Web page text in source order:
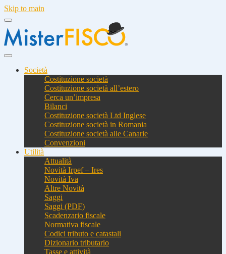
Skip to main
Società
Costituzione società
Costituzione società all’estero
Cerca un’impresa
Bilanci
Costituzione società Ltd Inglese
Costituzione società in Romania
Costituzione società alle Canarie
Convenzioni
Utilità
Attualità
Novità Irpef – Ires
Novità Iva
Altre Novità
Saggi
Saggi (PDF)
Scadenzario fiscale
Normativa fiscale
Codici tributo e catastali
Dizionario tributario
Tasse e attività